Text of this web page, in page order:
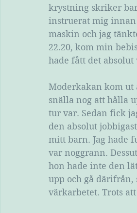
krystning skriker
instruerat mig
maskin och jag
22.20, kom min
hade fått det
Moderkakan kom ut
snälla nog att hålla
tur var. Sedan fick
den absolut
mitt barn. Jag hade
var noggrann.
hon hade inte den
upp och gå
värkarbetet. Trots